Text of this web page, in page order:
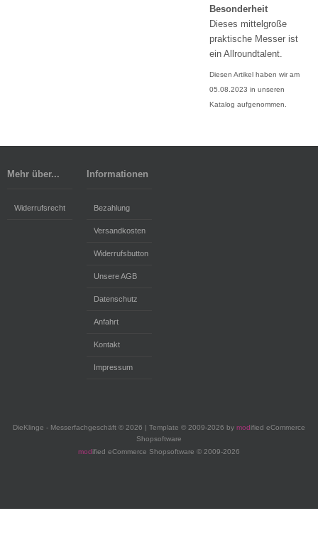
Besonderheit
Dieses mittelgroße
praktische Messer ist
ein Allroundtalent.
Diesen Artikel haben wir am
05.08.2023 in unseren
Katalog aufgenommen.
Mehr über...
Widerrufsrecht
Informationen
Bezahlung
Versandkosten
Widerrufsbutton
Unsere AGB
Datenschutz
Anfahrt
Kontakt
Impressum
DieKlinge - Messerfachgeschäft © 2026 | Template © 2009-2026 by modified eCommerce
Shopsoftware
modified eCommerce Shopsoftware © 2009-2026